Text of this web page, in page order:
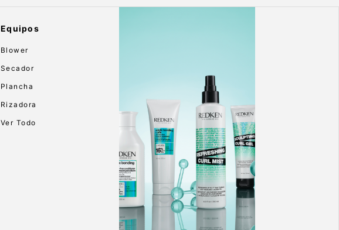
Equipos
Blower
Secador
Plancha
Rizadora
Ver Todo